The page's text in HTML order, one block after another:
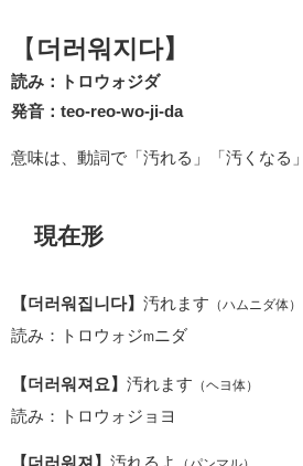
【 더러워지다】
読み：トロウォジダ
発音：teo-reo-wo-ji-da
意味は、動詞で「汚れる」「汚くなる
現在形
【더러워집니다】 汚れます （ハムニダ体）
読み：トロウォジm ニダ
【더러워져요】 汚れます （ヘヨ体）
読み：トロウォジョヨ
【더러워져】 汚れるよ